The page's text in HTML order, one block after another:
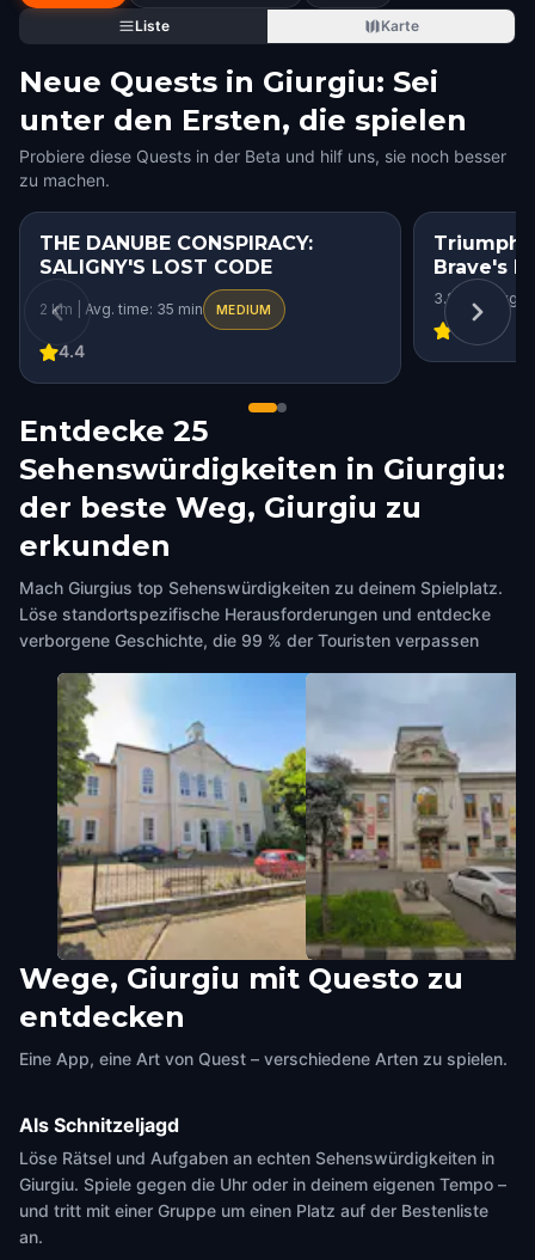
Liste
Karte
Neue Quests in Giurgiu: Sei
unter den Ersten, die spielen
Probiere diese Quests in der Beta und hilf uns, sie noch besser
zu machen.
THE DANUBE CONSPIRACY:
SALIGNY'S LOST CODE
2 km | Avg. time: 35 min MEDIUM
4.4
Triumph
Brave's
3.2 km | Avg.
4.86
Entdecke 25
Sehenswürdigkeiten in Giurgiu:
der beste Weg, Giurgiu zu
erkunden
Mach Giurgius top Sehenswürdigkeiten zu deinem Spielplatz.
Löse standortspezifische Herausforderungen und entdecke
verborgene Geschichte, die 99 % der Touristen verpassen
Casa de Cultură „Ion Vinea”
Giurgiu,Romania
Muzeul Județean „Teohari
Wege, Giurgiu mit Questo zu
entdecken
Eine App, eine Art von Quest – verschiedene Arten zu spielen.
Als Schnitzeljagd
Löse Rätsel und Aufgaben an echten Sehenswürdigkeiten in
Giurgiu. Spiele gegen die Uhr oder in deinem eigenen Tempo –
und tritt mit einer Gruppe um einen Platz auf der Bestenliste
an.